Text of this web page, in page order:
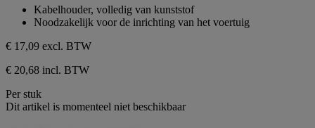
sterren.
Kabelhouder, volledig van kunststof
Noodzakelijk voor de inrichting van het voertuig
€ 17,09 excl. BTW
€ 20,68 incl. BTW
Per stuk
Dit artikel is momenteel niet beschikbaar